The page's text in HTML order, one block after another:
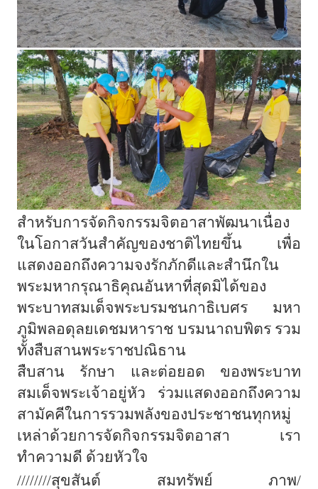
สำหรับการจัดกิจกรรมจิตอาสาพัฒนาเนื่อง
ในโอกาสวันสำคัญของชาติไทยขึ้น
เพื่อ
แสดงออกถึงความจงรักภักดีและสำนึกใน
พระมหากรุณาธิคุณอันหาที่สุดมิได้ของ
พระบาทสมเด็จพระบรมชนกาธิเบศร
มหา
ภูมิพลอดุลยเดชมหาราช บรมนาถบพิตร รวม
ทั้งสืบสานพระราชปณิธาน
สืบสาน
รักษา และต่อยอด
ของพระบาท
สมเด็จพระเจ้าอยู่หัว
ร่วมแสดงออกถึงความ
สามัคคีในการรวมพลังของประชาชนทุกหมู่
เหล่าด้วยการจัดกิจกรรมจิตอาสา
เรา
ทำความดี ด้วยหัวใจ
////////สุขสันต์ สมทรัพย์ ภาพ/